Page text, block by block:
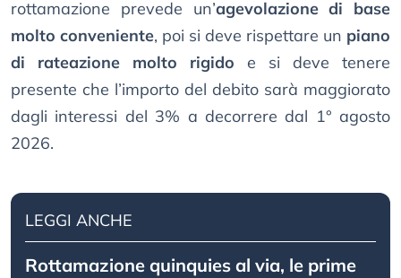
rottamazione prevede un’agevolazione di base
molto conveniente, poi si deve rispettare un piano
di rateazione molto rigido e si deve tenere
presente che l’importo del debito sarà maggiorato
dagli interessi del 3% a decorrere dal 1° agosto
2026.
LEGGI ANCHE
Rottamazione quinquies al via, le prime